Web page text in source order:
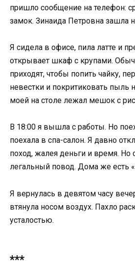
пришло сообщение на телефон:
замок. Зинаида Петровна зашла
Я сидела в офисе, пила латте и
открывает шкаф с крупами.
приходят, чтобы попить чайку,
невестки и покритиковать пыль
моей на столе лежал мешок с
В 18:00 я вышла с работы. Но
поехала в спа-салон. Я давно
поход, жалея деньги и время. Но
легальный повод. Дома же есть
Я вернулась в девятом часу
втянула носом воздух. Пахло
усталостью.
***